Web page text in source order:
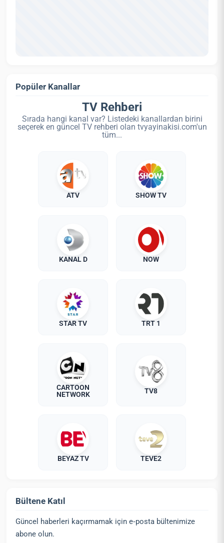
Popüler Kanallar
TV Rehberi
Sırada hangi kanal var? Listedeki kanallardan birini
seçerek en güncel TV rehberi olan tvyayinakisi.com'un
tüm...
ATV SHOW TV
KANAL D NOW
STAR TV TRT 1
CARTOON
NETWORK
TV8
BEYAZ TV TEVE2
Bültene Katıl
Güncel haberleri kaçırmamak için e‑posta bültenimize
abone olun.